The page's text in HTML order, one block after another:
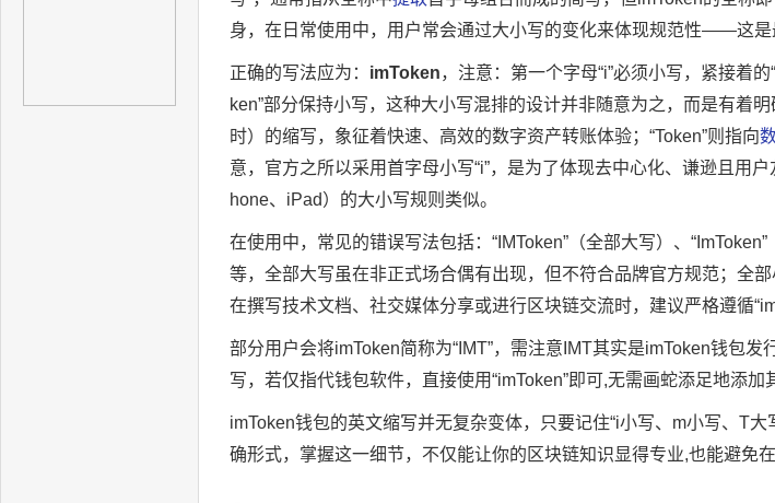
身，在日常使用中，用户常会通过大小写的变化来体现规范性——这是
正确的写法应为： imToken，注意：第一个字母“i”必须小写，紧接着
ken”部分保持小写，这种大小写混排的设计并非随意为之，而是有着明
时）的缩写，象征着快速、高效的数字资产转账体验；“Token”则指向
意，官方之所以采用首字母小写“i”，是为了体现去中心化、谦逊且用
hone、iPad）的大小写规则类似。
在使用中，常见的错误写法包括：“IMToken”（全部大写）、“ImToken”
等，全部大写虽在非正式场合偶有出现，但不符合品牌官方规范；全
在撰写技术文档、社交媒体分享或进行区块链交流时，建议严格遵循
部分用户会将imToken简称为“IMT”，需注意IMT其实是imToken钱包
写，若仅指代钱包软件，直接使用“imToken”即可,无需画蛇添足地添加
imToken钱包的英文缩写并无复杂变体，只要记住“i小写、m小写、T
确形式，掌握这一细节，不仅能让你的区块链知识显得专业,也能避免